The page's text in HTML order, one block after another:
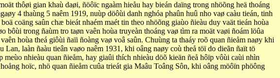
thôøi gian khaù daøi, ñöôïc ngaàm hieåu hay bieán daïng trong nhöõng heä thoáng
4 thaùng 5 naêm 1919, nuùp döôùi danh nghóa phaûn huû nho vaø caàu tieán, tinh
coäng saûn chæ bieát nhaém maét tin theo nhöõng giaùo ñieàu duy vaät tieán hoùa
trong ñaùm tro taøn vaên hoùa truyeàn thoáng vaø tìm ra moät vaøi ñoám löûa
hoùa theá giôùi ñaïi ñoàng vaø voâ saûn. Chuùng ta thaáy roõ quan ñieåm naøy khi
laàn ñaàu tieân vaøo naêm 1931, khi oâng naøy coù theå töï do dieãn ñaït tö
nhieàu quan ñieåm, hay giaûi thích nhieàu döõ kieän ñeå hôïp vôùi caùi nhìn
hoïc, nhö quan ñieåm cuûa trieát gia Maâu Toâng Sôn, khi oâng möôïn phöông